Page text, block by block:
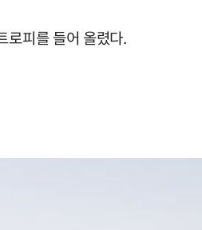
로피를 들어 올렸다.